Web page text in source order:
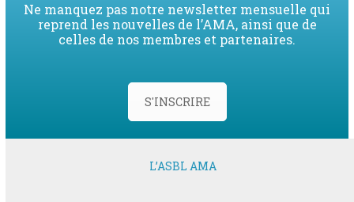
Ne manquez pas notre newsletter mensuelle qui
reprend les nouvelles de l’AMA, ainsi que de
celles de nos membres et partenaires.
S'INSCRIRE
L’ASBL AMA